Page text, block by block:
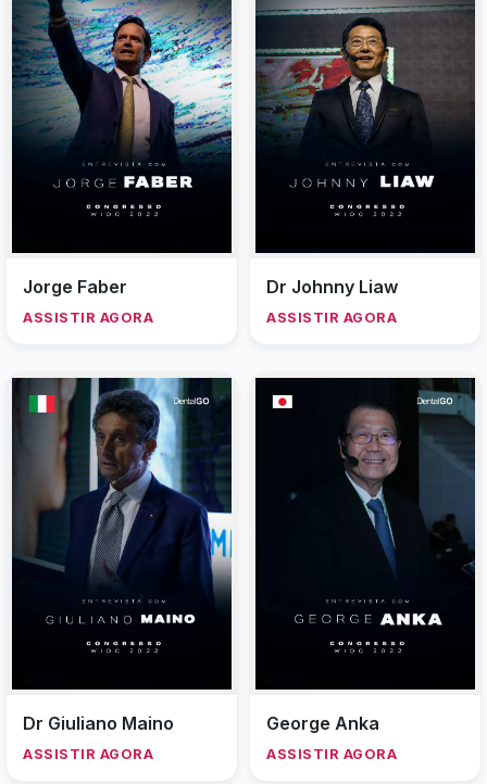
Jorge Faber
ASSISTIR AGORA
Dr Johnny Liaw
ASSISTIR AGORA
Dr Giuliano Maino
ASSISTIR AGORA
George Anka
ASSISTIR AGORA